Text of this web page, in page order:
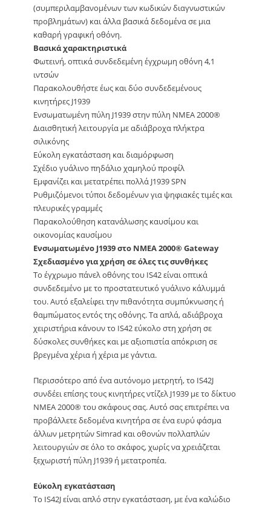
(συμπεριλαμβανομένων των κωδικών διαγνωστικών
προβλημάτων) και άλλα βασικά δεδομένα σε μια
καθαρή γραφική οθόνη.
Βασικά χαρακτηριστικά
Φωτεινή, οπτικά συνδεδεμένη έγχρωμη οθόνη 4,1
ιντσών
Παρακολουθήστε έως και δύο συνδεδεμένους
κινητήρες J1939
Ενσωματωμένη πύλη J1939 στην πύλη NMEA 2000®
Διαισθητική λειτουργία με αδιάβροχα πλήκτρα
σιλικόνης
Εύκολη εγκατάσταση και διαμόρφωση
Σχέδιο γυάλινο πηδάλιο χαμηλού προφίλ
Εμφανίζει και μετατρέπει πολλά J1939 SPN
Ρυθμιζόμενοι τύποι δεδομένων για ψηφιακές τιμές και
πλευρικές γραμμές
Παρακολούθηση κατανάλωσης καυσίμου και
οικονομίας καυσίμου
Ενσωματωμένο J1939 στο NMEA 2000® Gateway
Σχεδιασμένο για χρήση σε όλες τις συνθήκες
Το έγχρωμο πάνελ οθόνης του IS42 είναι οπτικά
συνδεδεμένο με το προστατευτικό γυάλινο κάλυμμά
του. Αυτό εξαλείφει την πιθανότητα συμπύκνωσης ή
θαμπώματος εντός της οθόνης. Τα απλά, αδιάβροχα
χειριστήρια κάνουν το IS42 εύκολο στη χρήση σε
δύσκολες συνθήκες και με αξιοπιστία απόκριση σε
βρεγμένα χέρια ή χέρια με γάντια.
Περισσότερο από ένα αυτόνομο μετρητή, το IS42J
συνδέει επίσης τους κινητήρες ντίζελ J1939 με το δίκτυο
NMEA 2000® του σκάφους σας. Αυτό σας επιτρέπει να
προβάλλετε δεδομένα κινητήρα σε ένα ευρύ φάσμα
άλλων μετρητών Simrad και οθονών πολλαπλών
λειτουργιών σε όλο το σκάφος, χωρίς να χρειάζεται
ξεχωριστή πύλη J1939 ή μετατροπέα.
Εύκολη εγκατάσταση
Το IS42J είναι απλό στην εγκατάσταση, με ένα καλώδιο